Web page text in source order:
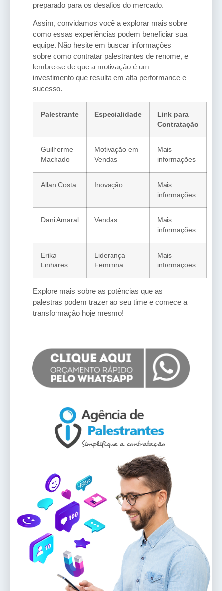
preparado para os desafios do mercado.
Assim, convidamos você a explorar mais sobre
como essas experiências podem beneficiar sua
equipe. Não hesite em buscar informações
sobre como contratar palestrantes de renome, e
lembre-se de que a motivação é um
investimento que resulta em alta performance e
sucesso.
Palestrante Especialidade
Link para
Contratação
Guilherme
Machado
Motivação em
Vendas
Mais
informações
Allan Costa Inovação
Mais
informações
Dani Amaral Vendas
Mais
informações
Erika
Linhares
Liderança
Feminina
Mais
informações
Explore mais sobre as potências que as
palestras podem trazer ao seu time e comece a
transformação hoje mesmo!